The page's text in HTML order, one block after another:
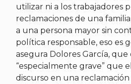
utilizar ni a los trabajadores
reclamaciones de una
a una persona mayor sin
política responsable, eso es
asegura Dolores García, que
“especialmente grave” que
discurso en una